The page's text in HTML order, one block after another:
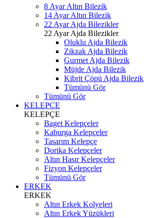
8 Ayar Altın Bilezik
14 Ayar Altın Bilezik
22 Ayar Ajda Bilezikler
22 Ayar Ajda Bilezikler
Oluklu Ajda Bilezik
Zikzak Ajda Bilezik
Gurmet Ajda Bilezik
Müjde Ajda Bilezik
Kibrit Çöpü Ajda Bilezik
Tümünü Gör
Tümünü Gör
KELEPÇE
KELEPÇE
Baget Kelepçeler
Kaburga Kelepçeler
Tasarım Kelepçe
Dorika Kelepçeler
Altın Hasır Kelepçeler
Fizyon Kelepçeler
Tümünü Gör
ERKEK
ERKEK
Altın Erkek Kolyeleri
Altın Erkek Yüzükleri